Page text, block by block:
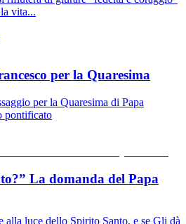
vita...
per la Quaresima
per la Quaresima di Papa
pontificato
La domanda del Papa
alla luce dello Spirito Santo, e se Gli dà